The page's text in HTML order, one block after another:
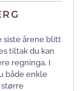
siste årene blitt
tiltak du kan
regninga. I
både enkle
større